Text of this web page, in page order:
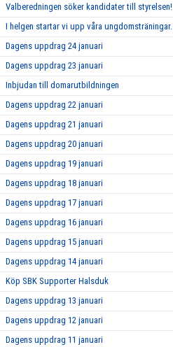
Valberedningen söker kandidater till styrelsen!
I helgen startar vi upp våra ungdomsträningar.
Dagens uppdrag 24 januari
Dagens uppdrag 23 januari
Inbjudan till domarutbildningen
Dagens uppdrag 22 januari
Dagens uppdrag 21 januari
Dagens uppdrag 20 januari
Dagens uppdrag 19 januari
Dagens uppdrag 18 januari
Dagens uppdrag 17 januari
Dagens uppdrag 16 januari
Dagens uppdrag 15 januari
Dagens uppdrag 14 januari
Köp SBK Supporter Halsduk
Dagens uppdrag 13 januari
Dagens uppdrag 12 januari
Dagens uppdrag 11 januari